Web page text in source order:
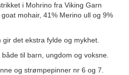
i Mohrino fra Viking Garn
mohair, 41% Merino ull og 9%
det ekstra fylde og mykhet.
til barn, ungdom og voksne.
og strømpepinner nr 6 og 7.